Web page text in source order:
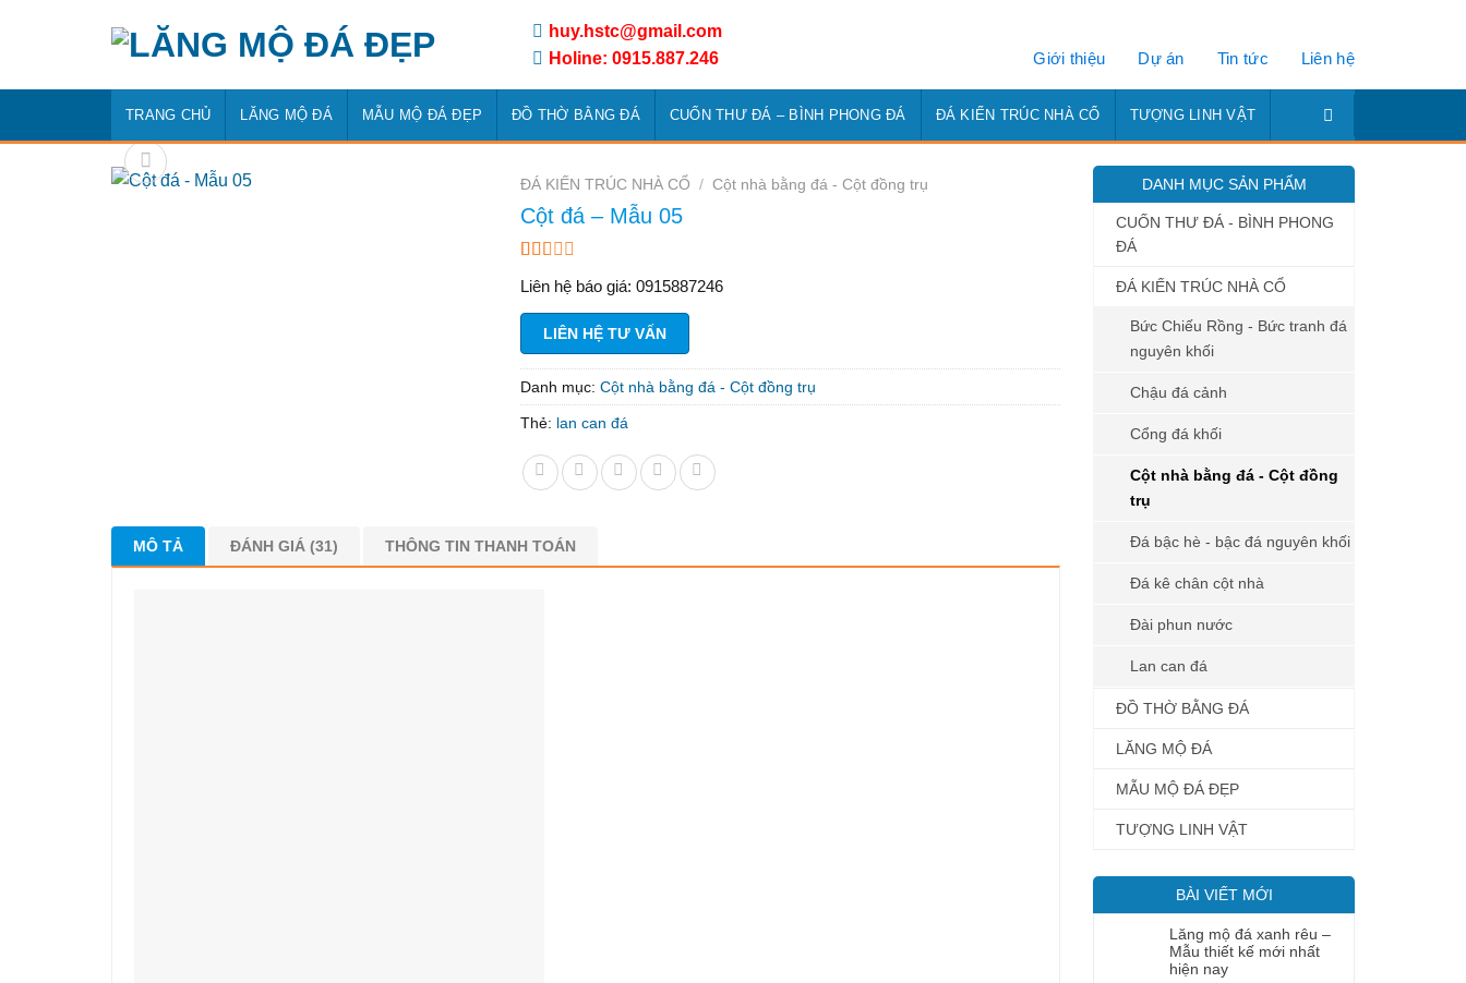
dung
huy.hstc@gmail.com
Holine: 0915.887.246
Giới thiệu Dự án Tin tức Liên hệ
TRANG CHỦ LĂNG MỘ ĐÁ MẪU MỘ ĐÁ ĐẸP ĐỒ THỜ BẰNG ĐÁ CUỐN THƯ ĐÁ – BÌNH PHONG ĐÁ ĐÁ KIẾN TRÚC NHÀ CỔ TƯỢNG LINH VẬT
DANH MỤC SẢN PHẨM
CUỐN THƯ ĐÁ - BÌNH PHONG
ĐÁ
ĐÁ KIẾN TRÚC NHÀ CỔ
Bức Chiếu Rồng - Bức tranh đá
nguyên khối
Chậu đá cảnh
Cổng đá khối
Cột nhà bằng đá - Cột đồng
trụ
Đá bậc hè - bậc đá nguyên khối
Đá kê chân cột nhà
Đài phun nước
Lan can đá
ĐỒ THỜ BẰNG ĐÁ
LĂNG MỘ ĐÁ
MẪU MỘ ĐÁ ĐẸP
TƯỢNG LINH VẬT
BÀI VIẾT MỚI
Lăng mộ đá xanh rêu –
Mẫu thiết kế mới nhất
hiện nay
ĐÁ KIẾN TRÚC NHÀ CỔ / Cột nhà bằng đá - Cột đồng trụ
Cột đá – Mẫu 05
trên
5
dựa
trên
giá
Liên hệ báo giá: 0915887246
LIÊN HỆ TƯ VẤN
Danh mục: Cột nhà bằng đá - Cột đồng trụ
Thẻ: lan can đá
MÔ TẢ ĐÁNH GIÁ (31) THÔNG TIN THANH TOÁN